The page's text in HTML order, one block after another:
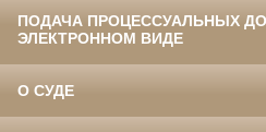
ПОДАЧА ПРОЦЕССУАЛЬНЫХ
ЭЛЕКТРОННОМ ВИДЕ
О СУДЕ